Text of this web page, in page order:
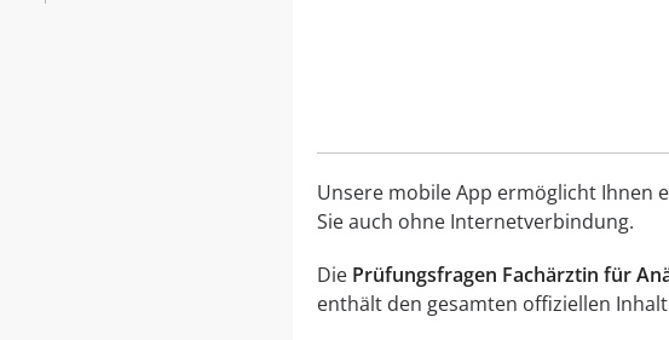
Unsere mobile App ermöglicht Ihnen
Sie auch ohne Internetverbindung.
Die Prüfungsfragen Fachärztin für
enthält den gesamten offiziellen